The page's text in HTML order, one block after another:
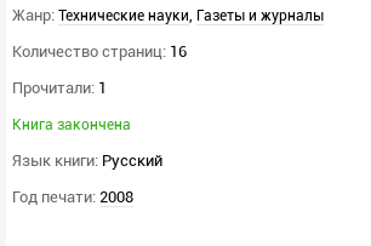
Жанр: Технические науки, Газеты и журналы
Количество страниц: 16
Прочитали: 1
Книга закончена
Язык книги: Русский
Год печати: 2008